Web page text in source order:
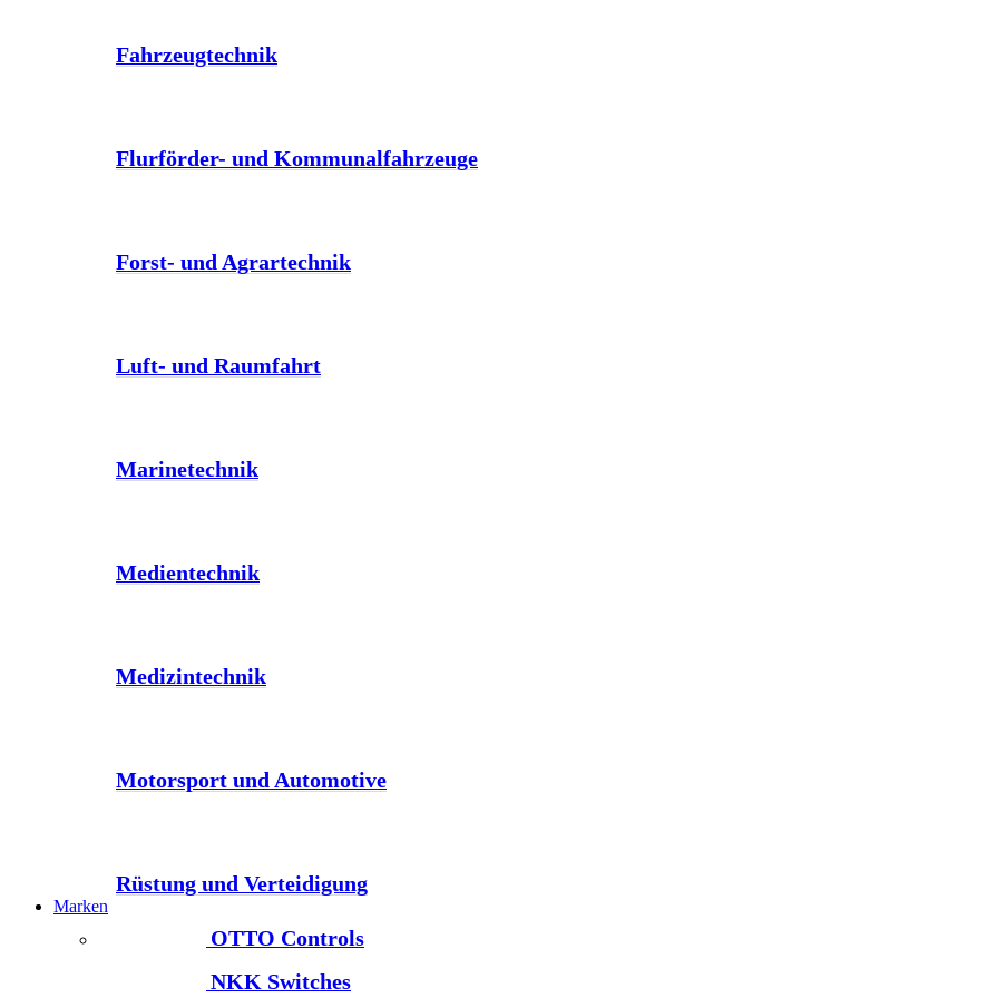
Fahrzeugtechnik
Flurförder- und Kommunalfahrzeuge
Forst- und Agrartechnik
Luft- und Raumfahrt
Marinetechnik
Medientechnik
Medizintechnik
Motorsport und Automotive
Rüstung und Verteidigung
Marken
OTTO Controls
NKK Switches